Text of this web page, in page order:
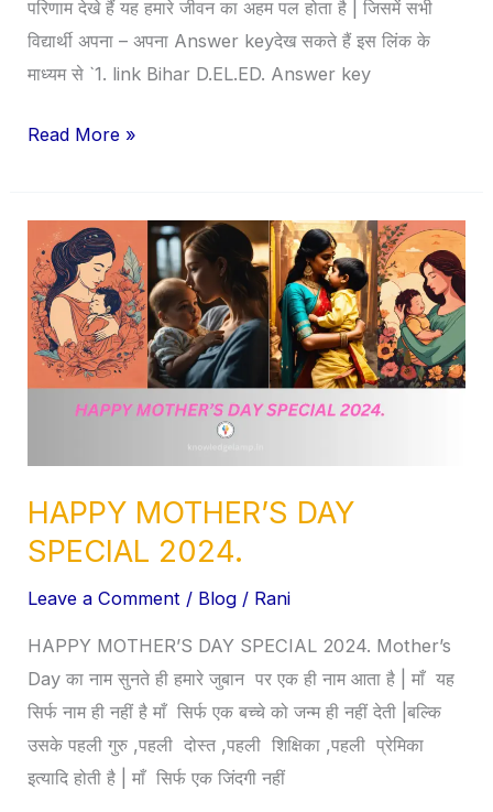
परिणाम देखे हैं यह हमारे जीवन का अहम पल होता है | जिसमें सभी
विद्यार्थी अपना – अपना Answer keyदेख सकते हैं इस लिंक के
माध्यम से `1. link Bihar D.EL.ED. Answer key
Read More »
HAPPY MOTHER’S DAY
SPECIAL 2024.
Leave a Comment / Blog / Rani
HAPPY MOTHER’S DAY SPECIAL 2024. Mother’s
Day का नाम सुनते ही हमारे जुबान पर एक ही नाम आता है | माँ यह
सिर्फ नाम ही नहीं है माँ सिर्फ एक बच्चे को जन्म ही नहीं देती |बल्कि
उसके पहली गुरु ,पहली दोस्त ,पहली शिक्षिका ,पहली प्रेमिका
इत्यादि होती है | माँ सिर्फ एक जिंदगी नहीं
HAPPY
MOTHER’S
DAY
SPECIAL
2024.